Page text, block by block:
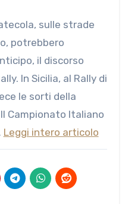
potrebbero
il discorso
In Sicilia, al Rally di
le sorti della
Campionato Italiano
Leggi intero articolo